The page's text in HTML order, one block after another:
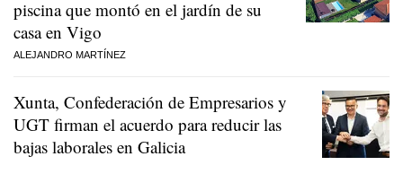
piscina que montó en el jardín de su
casa en Vigo
ALEJANDRO MARTÍNEZ
Xunta, Confederación de Empresarios y
UGT firman el acuerdo para reducir las
bajas laborales en Galicia